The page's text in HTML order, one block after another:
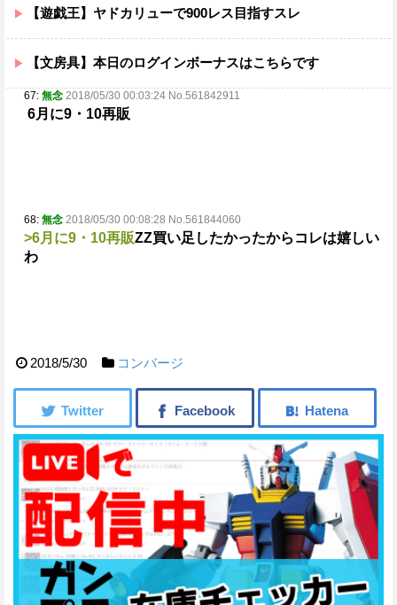
【遊戯王】ヤドカリューで900レス目指すスレ
【文房具】本日のログインボーナスはこちらです
67: 無念 2018/05/30 00:03:24 No.561842911
6月に9・10再販
68: 無念 2018/05/30 00:08:28 No.561844060
>6月に9・10再販ΖΖ買い足したかったからコレは嬉しい
わ
2018/5/30 コンバージ